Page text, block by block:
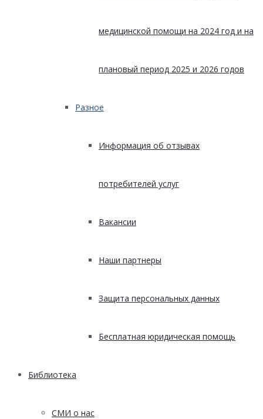
медицинской помощи на 2024 год и на
плановый период 2025 и 2026 годов
Разное
Информация об отзывах
потребителей услуг
Вакансии
Наши партнеры
Защита персональных данных
Бесплатная юридическая помощь
Библиотека
СМИ о нас